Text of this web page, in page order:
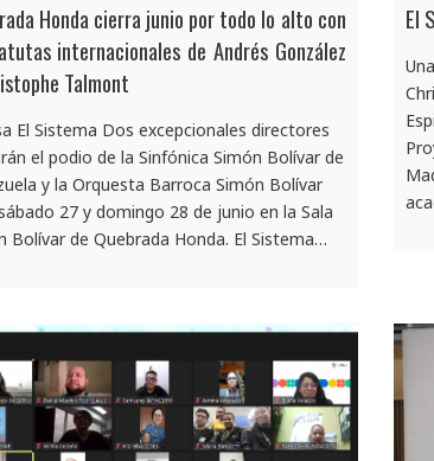
Honda cierra junio por todo lo alto con
internacionales de Andrés González
Talmont
El Sistema Dos excepcionales directores
el podio de la Sinfónica Simón Bolívar de
y la Orquesta Barroca Simón Bolívar
27 y domingo 28 de junio en la Sala
Bolívar de Quebrada Honda. El Sistema…
El